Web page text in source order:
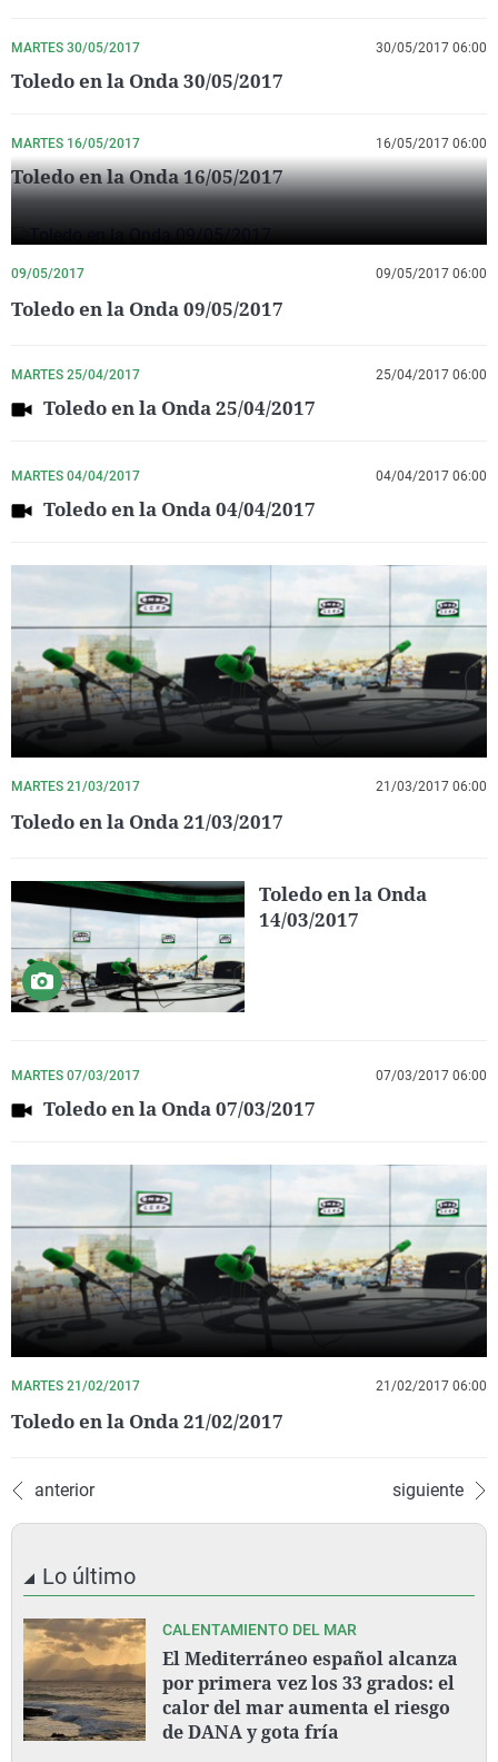
Gente viajera
Retornados
Operación Viuda
Navarra
País Vasco
Televisión
MARTES 30/05/2017 30/05/2017 06:00
Toledo en la Onda 30/05/2017
MARTES 16/05/2017 16/05/2017 06:00
Toledo en la Onda 16/05/2017
09/05/2017 09/05/2017 06:00
Toledo en la Onda 09/05/2017
MARTES 25/04/2017 25/04/2017 06:00
Toledo en la Onda 25/04/2017
MARTES 04/04/2017 04/04/2017 06:00
Toledo en la Onda 04/04/2017
MARTES 21/03/2017 21/03/2017 06:00
Toledo en la Onda 21/03/2017
Toledo en la Onda
14/03/2017
MARTES 07/03/2017 07/03/2017 06:00
Toledo en la Onda 07/03/2017
MARTES 21/02/2017 21/02/2017 06:00
Toledo en la Onda 21/02/2017
anterior siguiente
Lo último
CALENTAMIENTO DEL MAR
El Mediterráneo español alcanza
por primera vez los 33 grados: el
calor del mar aumenta el riesgo
de DANA y gota fría